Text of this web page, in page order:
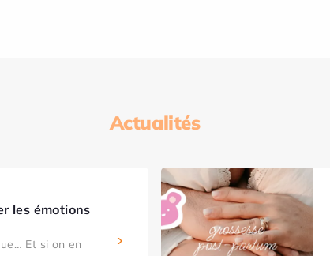
Actualités
les émotions
Et si on en